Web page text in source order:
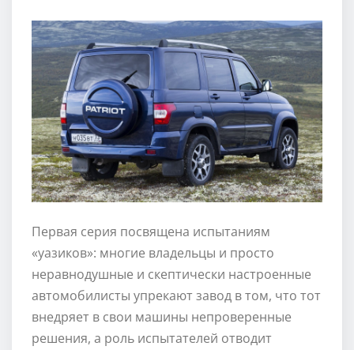
Первая серия посвящена испытаниям
«уазиков»: многие владельцы и просто
неравнодушные и скептически настроенные
автомобилисты упрекают завод в том, что тот
внедряет в свои машины непроверенные
решения, а роль испытателей отводит